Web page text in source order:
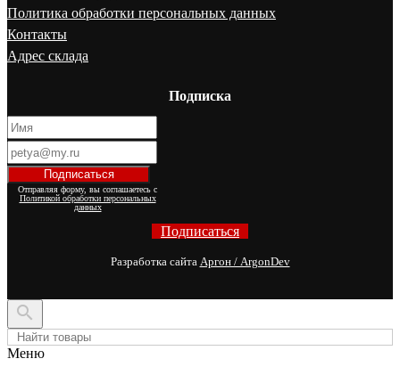
Политика обработки персональных данных
Контакты
Адрес склада
Подписка
Отправляя форму, вы соглашаетесь с
Политикой обработки персональных
данных
Подписаться
Разработка сайта Аргон / ArgonDev

Меню